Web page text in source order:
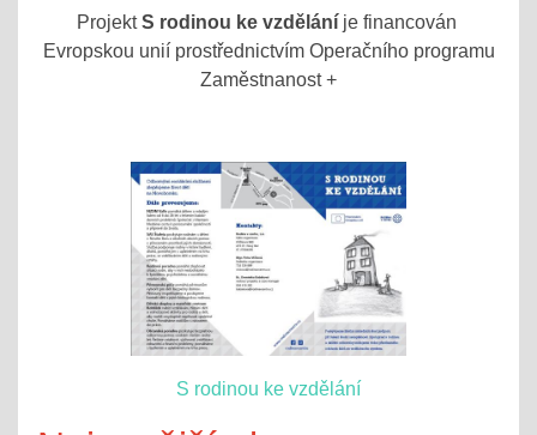
ProjektS rodinou ke vzděláníje financován
Evropskou unií prostřednictvím Operačního programu
Zaměstnanost +
S rodinou ke vzdělání